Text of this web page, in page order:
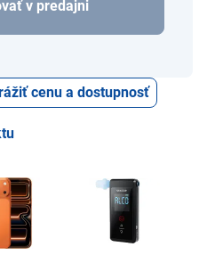
v predajni
cenu a dostupnosť